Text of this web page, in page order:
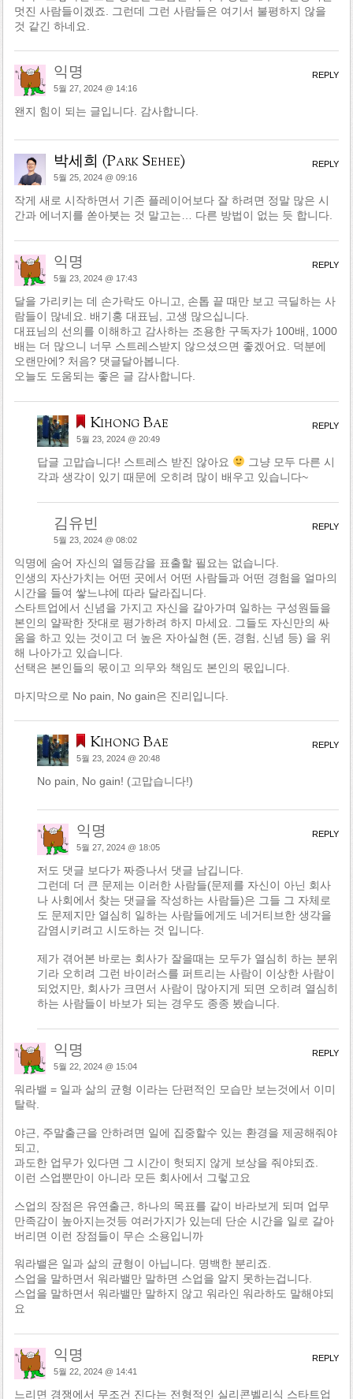
멋진 사람들이겠죠. 그런데 그런 사람들은 여기서 불평하지 않을
것 같긴 하네요.
익명
5월 27, 2024 @ 14:16
왠지 힘이 되는 글입니다. 감사합니다.
REPLY
박세희 (Park Sehee)
5월 25, 2024 @ 09:16
작게 새로 시작하면서 기존 플레이어보다 잘 하려면 정말 많은 시
간과 에너지를 쏟아붓는 것 말고는… 다른 방법이 없는 듯 합니다.
REPLY
익명
5월 23, 2024 @ 17:43
달을 가리키는 데 손가락도 아니고, 손톱 끝 때만 보고 극딜하는 사
람들이 많네요. 배기홍 대표님, 고생 많으십니다.
대표님의 선의를 이해하고 감사하는 조용한 구독자가 100배, 1000
배는 더 많으니 너무 스트레스받지 않으셨으면 좋겠어요. 덕분에
오랜만에? 처음? 댓글달아봅니다.
오늘도 도움되는 좋은 글 감사합니다.
REPLY
Kihong Bae
5월 23, 2024 @ 20:49
답글 고맙습니다! 스트레스 받진 않아요
그냥 모두 다른 시
각과 생각이 있기 때문에 오히려 많이 배우고 있습니다~
REPLY
김유빈
5월 23, 2024 @ 08:02
익명에 숨어 자신의 열등감을 표출할 필요는 없습니다.
인생의 자산가치는 어떤 곳에서 어떤 사람들과 어떤 경험을 얼마의
시간을 들여 쌓느냐에 따라 달라집니다.
스타트업에서 신념을 가지고 자신을 갈아가며 일하는 구성원들을
본인의 얄팍한 잣대로 평가하려 하지 마세요. 그들도 자신만의 싸
움을 하고 있는 것이고 더 높은 자아실현 (돈, 경험, 신념 등) 을 위
해 나아가고 있습니다.
선택은 본인들의 몫이고 의무와 책임도 본인의 몫입니다.
마지막으로 No pain, No gain은 진리입니다.
REPLY
Kihong Bae
5월 23, 2024 @ 20:48
No pain, No gain! (고맙습니다!)
REPLY
익명
5월 27, 2024 @ 18:05
저도 댓글 보다가 짜증나서 댓글 남깁니다.
그런데 더 큰 문제는 이러한 사람들(문제를 자신이 아닌 회사
나 사회에서 찾는 댓글을 작성하는 사람들)은 그들 그 자체로
도 문제지만 열심히 일하는 사람들에게도 네거티브한 생각을
감염시키려고 시도하는 것 입니다.
제가 겪어본 바로는 회사가 잘을때는 모두가 열심히 하는 분위
기라 오히려 그런 바이러스를 퍼트리는 사람이 이상한 사람이
되었지만, 회사가 크면서 사람이 많아지게 되면 오히려 열심히
하는 사람들이 바보가 되는 경우도 종종 봤습니다.
REPLY
익명
5월 22, 2024 @ 15:04
워라밸 = 일과 삶의 균형 이라는 단편적인 모습만 보는것에서 이미
탈락.
야근, 주말출근을 안하려면 일에 집중할수 있는 환경을 제공해줘야
되고,
과도한 업무가 있다면 그 시간이 헛되지 않게 보상을 줘야되죠.
이런 스업뿐만이 아니라 모든 회사에서 그렇고요
스업의 장점은 유연출근, 하나의 목표를 같이 바라보게 되며 업무
만족감이 높아지는것등 여러가지가 있는데 단순 시간을 일로 갈아
버리면 이런 장점들이 무슨 소용입니까
워라밸은 일과 삶의 균형이 아닙니다. 명백한 분리죠.
스업을 말하면서 워라밸만 말하면 스업을 알지 못하는겁니다.
스업을 말하면서 워라밸만 말하지 않고 워라인 워라하도 말해야되
요
REPLY
익명
5월 22, 2024 @ 14:41
느리면 경쟁에서 무조건 진다는 전형적인 실리콘벨리식 스타트업
REPLY